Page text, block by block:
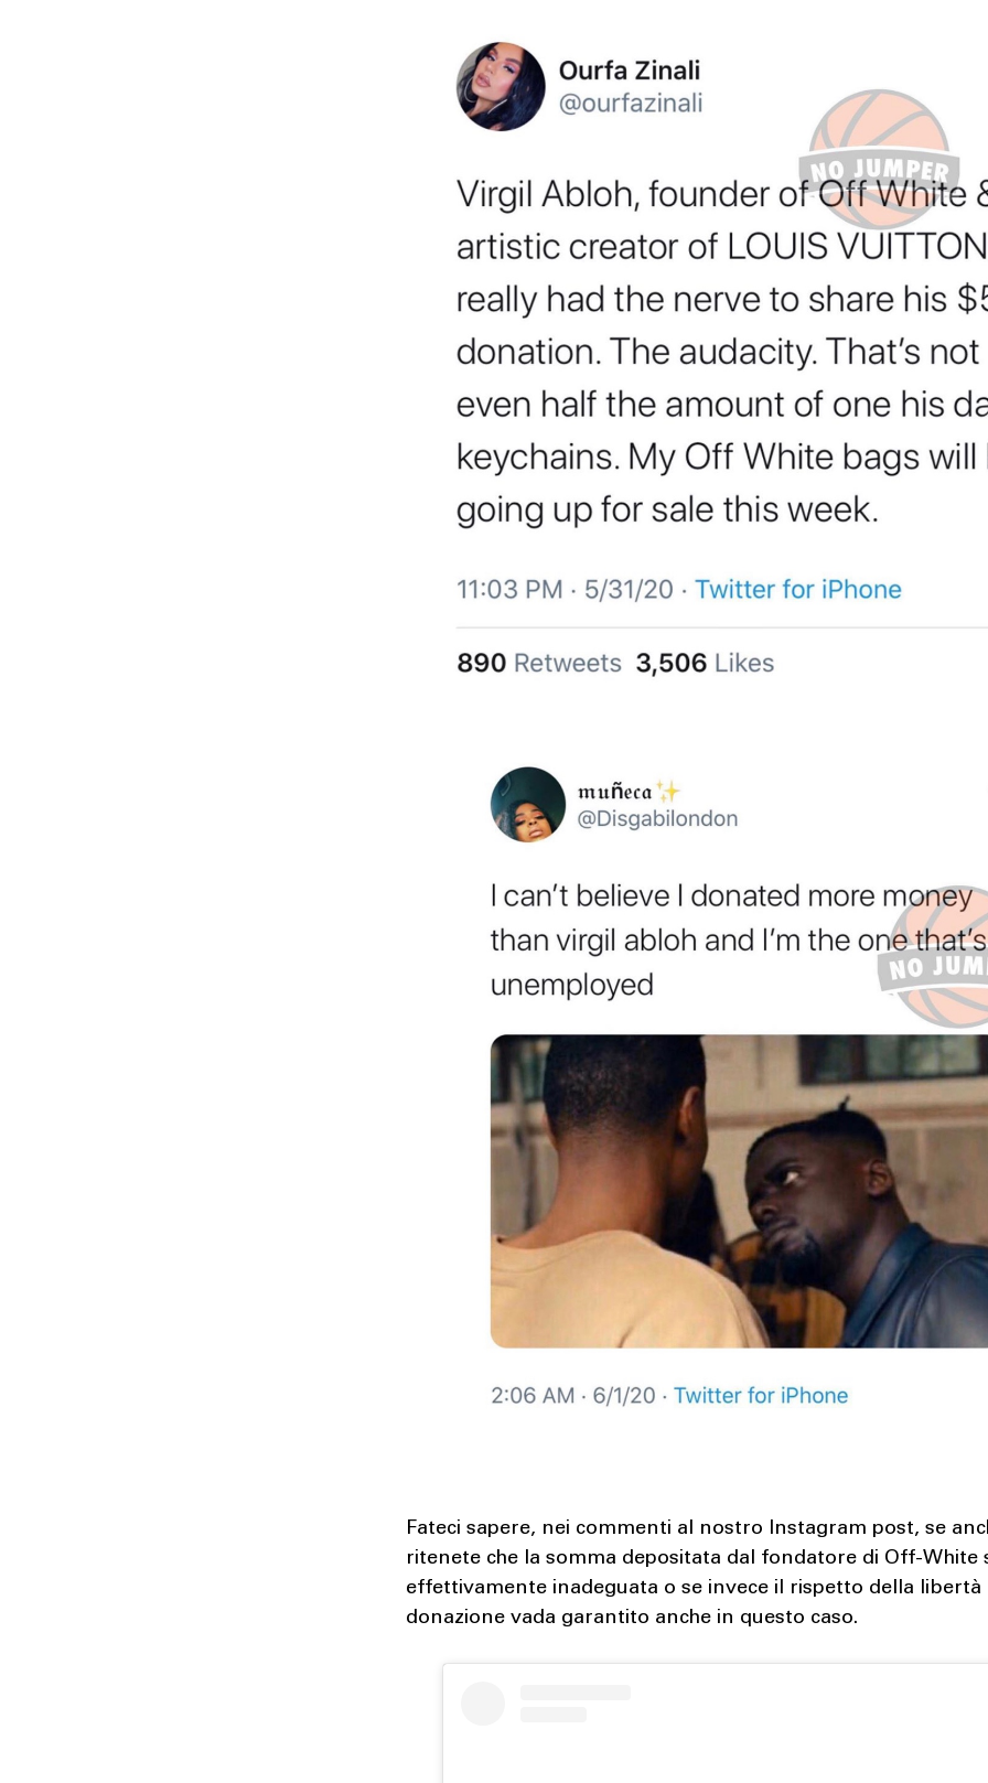
Fateci sapere, nei commenti al nostro Instagram post, se
ritenete che la somma depositata dal fondatore di Off-White
effettivamente inadeguata o se invece il rispetto della libertà
donazione vada garantito anche in questo caso.